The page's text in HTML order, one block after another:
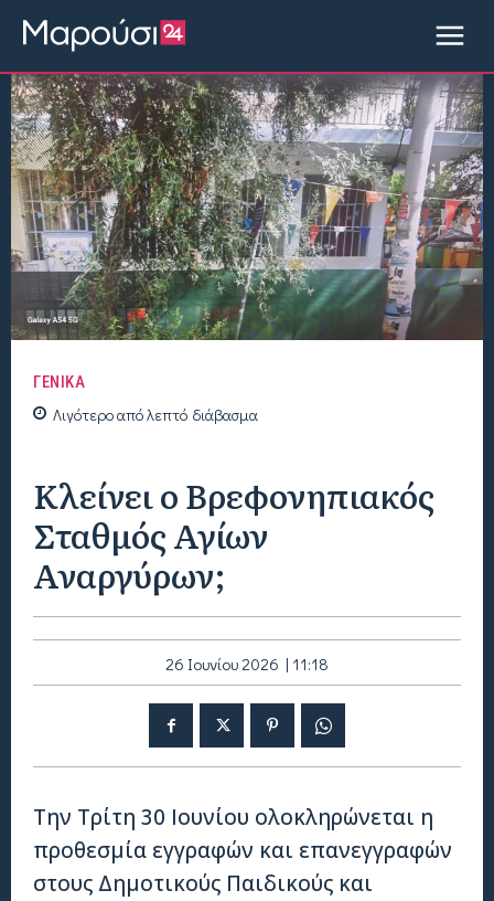
ΓΕΝΙΚΑ
Λιγότερο απόλεπτό διάβασμα
Κλείνει ο Βρεφονηπιακός
Σταθμός Αγίων
Αναργύρων;
26 Ιουνίου 2026 | 11:18
Την Τρίτη 30 Ιουνίου ολοκληρώνεται η
προθεσμία εγγραφών και επανεγγραφών
στους Δημοτικούς Παιδικούς και